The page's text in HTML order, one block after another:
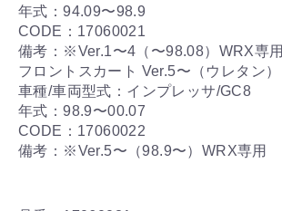
年式：94.09〜98.9
CODE：17060021
備考：※Ver.1〜4（〜98.08）WRX専用
フロントスカート Ver.5〜（ウレタン）
車種/車両型式：インプレッサ/GC8
年式：98.9〜00.07
CODE：17060022
備考：※Ver.5〜（98.9〜）WRX専用